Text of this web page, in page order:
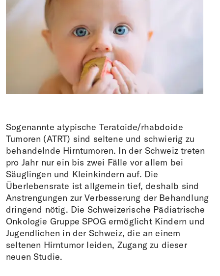
Faire un don
DE EN
Sogenannte atypische Teratoide/rhabdoide
Tumoren (ATRT) sind seltene und schwierig zu
behandelnde Hirntumoren. In der Schweiz treten
pro Jahr nur ein bis zwei Fälle vor allem bei
Säuglingen und Kleinkindern auf. Die
Überlebensrate ist allgemein tief, deshalb sind
Anstrengungen zur Verbesserung der Behandlung
dringend nötig. Die Schweizerische Pädiatrische
Onkologie Gruppe SPOG ermöglicht Kindern und
Jugendlichen in der Schweiz, die an einem
seltenen Hirntumor leiden, Zugang zu dieser
neuen Studie.